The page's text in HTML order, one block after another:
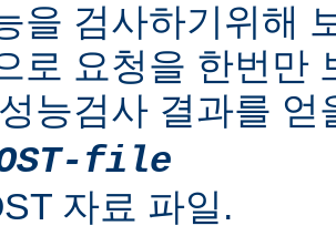
을 검사하기위해
로 요청을 한번만
능검사 결과를 얻
file
자료 파일.